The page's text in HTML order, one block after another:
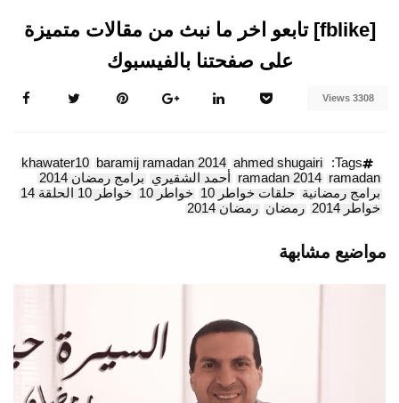
[fblike] تابعو اخر ما نبث من مقالات متميزة
على صفحتنا بالفيسبوك
3308 Views
Tags:
ahmed shugairi
baramij ramadan 2014
khawater10
ramadan
ramadan 2014 أحمد الشقيري برامج رمضان 2014
برامج رمضانية حلقات خواطر 10 خواطر 10
خواطر 10 الحلقة 14
خواطر 2014
رمضان رمضان 2014
مواضيع مشابهة